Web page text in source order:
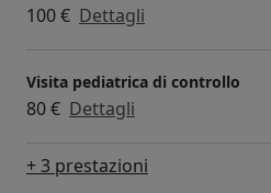
100 € Dettagli
Visita pediatrica di controllo
80 € Dettagli
+ 3 prestazioni